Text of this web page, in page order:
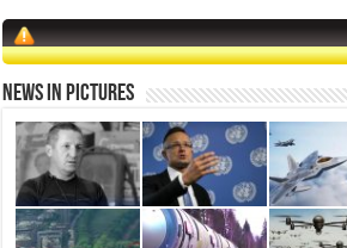
News in Pictures